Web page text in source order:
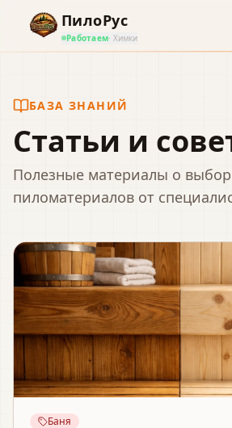
ПилоРус
Работаем· Химки
БАЗА ЗНАНИЙ
Статьи и
Полезные материалы о
пиломатериалов от
Баня